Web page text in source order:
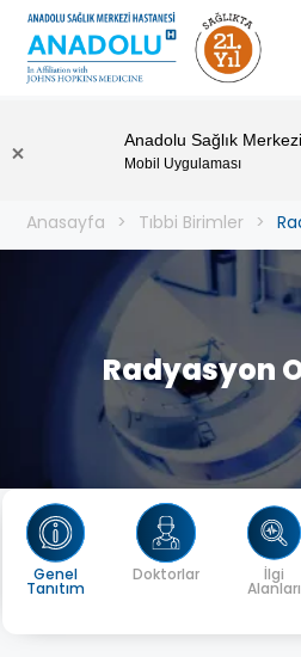
Anadolu Sağlık
Mobil Uygulaması
Anasayfa Tıbbi Birimler
Radyasyon
Genel
Tanıtım
Doktorlar İlgi
Alanları